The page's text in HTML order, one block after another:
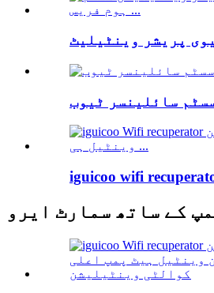
سائلینسر ٹیوب
iguicoo wifi
کے ساتھ سمارٹ ایرو